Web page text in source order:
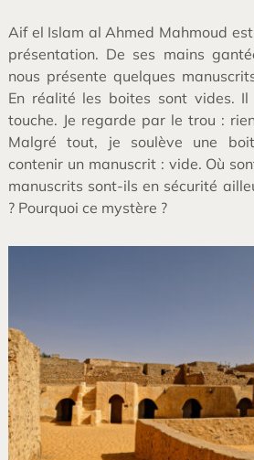
Aif el Islam al Ahmed Mahmoud
présentation. De ses mains
nous présente quelques
En réalité les boites sont vides.
touche. Je regarde par le trou :
Malgré tout, je soulève une
contenir un manuscrit : vide. Où
manuscrits sont-ils en sécurité
? Pourquoi ce mystère ?